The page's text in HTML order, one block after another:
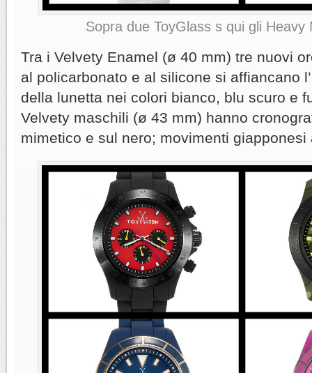
Sopra due ToyGlass s qui gli Heavy
Tra i Velvety Enamel (ø 40 mm) tre nuovi
al policarbonato e al silicone si affiancano
della lunetta nei colori bianco, blu scuro e
Velvety maschili (ø 43 mm) hanno
mimetico e sul nero; movimenti giapponesi